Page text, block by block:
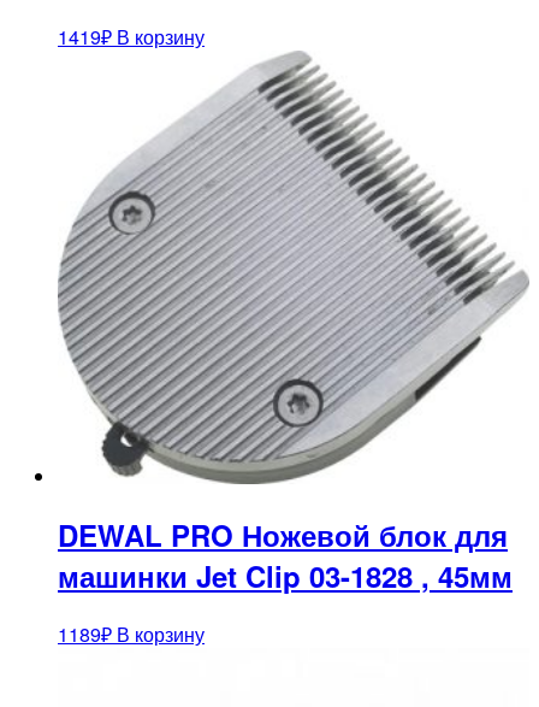
1419₽ В корзину
DEWAL PRO Ножевой блок для
машинки Jet Clip 03-1828 , 45мм
1189₽ В корзину